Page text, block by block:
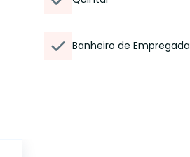
Banheiro de Empregada